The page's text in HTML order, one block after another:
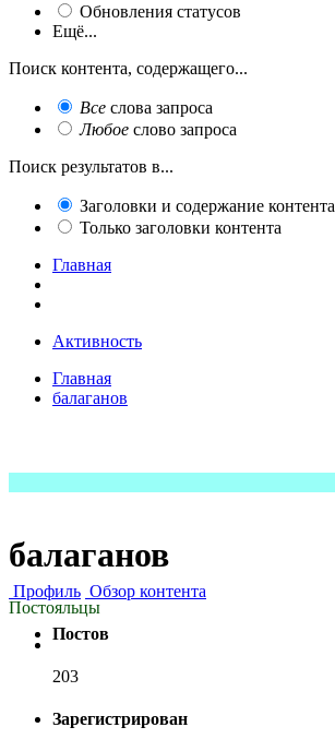
Обновления статусов
Ещё...
Поиск контента, содержащего...
Все слова запроса
Любое слово запроса
Поиск результатов в...
Заголовки и содержание контента
Только заголовки контента
Главная
Активность
Главная
балаганов
балаганов
Постояльцы
Профиль Обзор контента
Постов
203
Зарегистрирован